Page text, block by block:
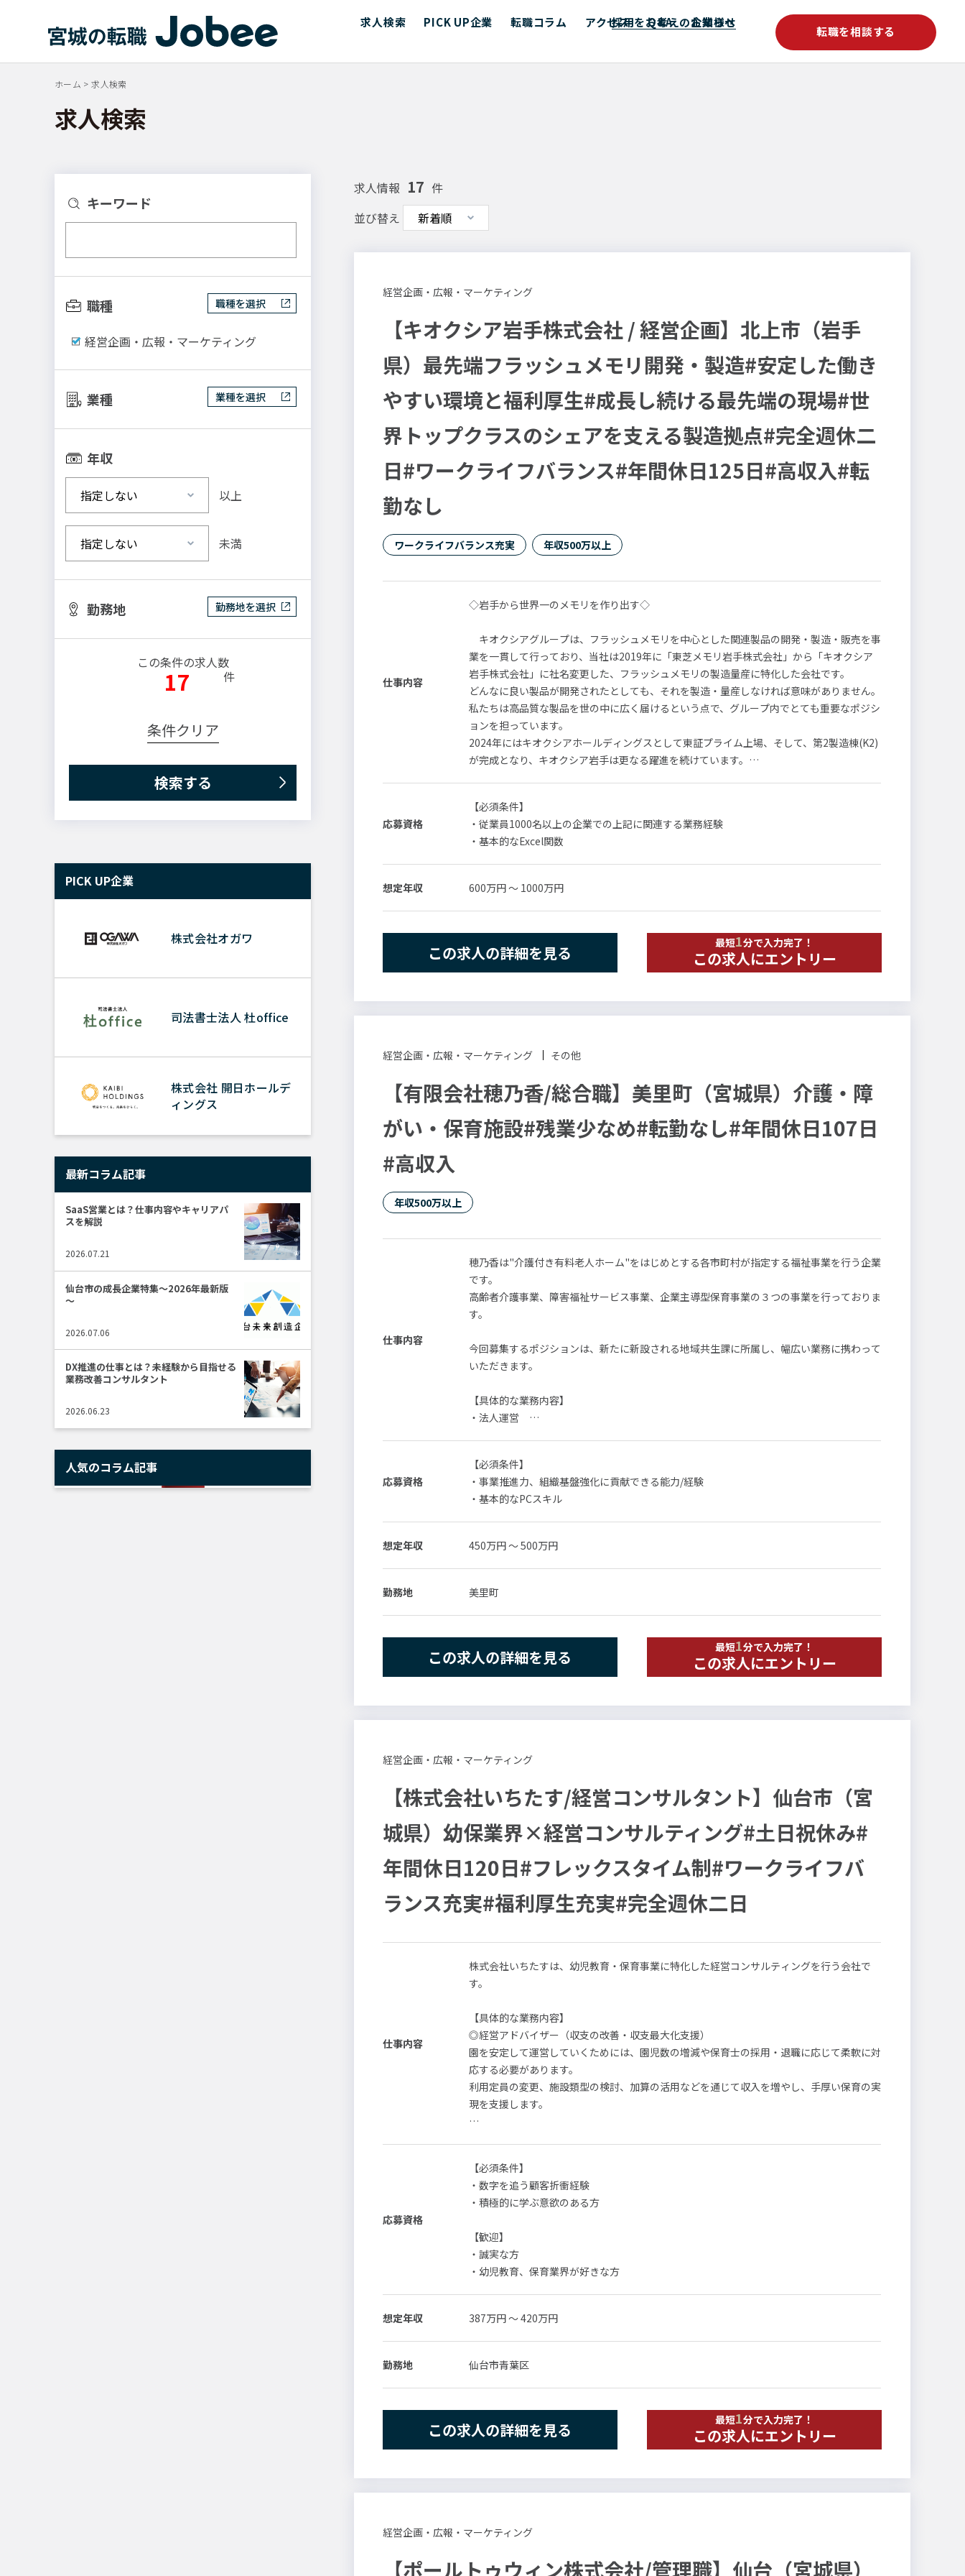
求人検索 PICK UP企業 転職コラム アクセス Q&A お知らせ
採用をお考えの企業様へ
転職を相談する
ホーム >求人検索
求人検索
キーワード
職種
経営企画・広報・マーケティング
職種を選択
業種 業種を選択
年収
以上
未満
勤務地 勤務地を選択
この条件の求人数
17 件
条件クリア
PICK UP企業
株式会社オガワ
司法書士法人 杜office
株式会社 開日ホールデ
ィングス
最新コラム記事
SaaS営業とは？仕事内容やキャリアパ
スを解説
2026.07.21
仙台市の成長企業特集～2026年最新版
～
2026.07.06
DX推進の仕事とは？未経験から目指せる
業務改善コンサルタント
2026.06.23
人気のコラム記事
求人情報 17 件
並び替え
経営企画・広報・マーケティング
【キオクシア岩手株式会社 / 経営企画】北上市（岩手
県）最先端フラッシュメモリ開発・製造#安定した働き
やすい環境と福利厚生#成長し続ける最先端の現場#世
界トップクラスのシェアを支える製造拠点#完全週休二
日#ワークライフバランス#年間休日125日#高収入#転
勤なし
ワークライフバランス充実 年収500万以上
仕事内容
◇岩手から世界一のメモリを作り出す◇
キオクシアグループは、フラッシュメモリを中心とした関連製品の開発・製造・販売を事
業を一貫して行っており、当社は2019年に「東芝メモリ岩手株式会社」から「キオクシア
岩手株式会社」に社名変更した、フラッシュメモリの製造量産に特化した会社です。
どんなに良い製品が開発されたとしても、それを製造・量産しなければ意味がありません。
私たちは高品質な製品を世の中に広く届けるという点で、グループ内でとても重要なポジシ
ョンを担っています。
2024年にはキオクシアホールディングスとして東証プライム上場、そして、第2製造棟(K2)
が完成となり、キオクシア岩手は更なる躍進を続けています。
会社成長や価値向上の企画を行う経営のかじ取りを担う「経営企画職」です。
適性に応じて下記いずれかの業務を担当していただきます。
【具体的な業務内容】
・リスクアセスメント活動を推進、分析
・事業影響分析（BIA）の実施
・目標復旧時間（RTO）の設定
・初動対応、事業継続対応（BCP）の整備、改善、運用ルールの整備
②コスト戦略（コスト最適化の推進）
・短期中長期のコスト削減目標設定、および目標達成を目指した改善活動の企画、推進
・SDGs活動（環境保全、地域貢献、ダイバーシティ推進、人財育成など）の企画、推進
・広報活動（HP、各種メディア）
【おすすめポイント】
・ワークライフバランスと安心の環境
・長く安心して働ける充実した福利厚生
変更の範囲：会社の定める業務
応募資格
【必須条件】
・従業員1000名以上の企業での上記に関連する業務経験
・基本的なExcel関数
想定年収 600万円 ～ 1000万円
この求人の詳細を見る 最短1分で入力完了！
この求人にエントリー
経営企画・広報・マーケティング その他
【有限会社穂乃香/総合職】美里町（宮城県）介護・障
がい・保育施設#残業少なめ#転勤なし#年間休日107日
#高収入
年収500万以上
仕事内容
穂乃香は"介護付き有料老人ホーム"をはじめとする各市町村が指定する福祉事業を行う企業
です。
高齢者介護事業、障害福祉サービス事業、企業主導型保育事業の３つの事業を行っておりま
す。
今回募集するポジションは、新たに新設される地域共生課に所属し、幅広い業務に携わって
いただきます。
【具体的な業務内容】
・法人運営
より一層強固な組織基盤を確立するため、事業の推進と事業基盤の保守にご尽力いただける
新たな人材を募集いたします。
変更の範囲：会社の定める業務
「質の高いサービス」へのこだわり
ご利用者様一人ひとりの「したい」を叶えるために、質の高いサービス提供を追求していま
ちの使命です。
応募資格
【必須条件】
・事業推進力、組織基盤強化に貢献できる能力/経験
・基本的なPCスキル
想定年収 450万円 ～ 500万円
勤務地 美里町
この求人の詳細を見る 最短1分で入力完了！
この求人にエントリー
経営企画・広報・マーケティング
【株式会社いちたす/経営コンサルタント】仙台市（宮
城県）幼保業界×経営コンサルティング#土日祝休み#
年間休日120日#フレックスタイム制#ワークライフバ
ランス充実#福利厚生充実#完全週休二日
仕事内容
株式会社いちたすは、幼児教育・保育事業に特化した経営コンサルティングを行う会社で
す。
【具体的な業務内容】
◎経営アドバイザー（収支の改善・収支最大化支援）
園を安定して運営していくためには、園児数の増減や保育士の採用・退職に応じて柔軟に対
応する必要があります。
利用定員の変更、施設類型の検討、加算の活用などを通じて収入を増やし、手厚い保育の実
現を支援します。
園児数は園の収入に直結しますが、日本全体で子どもの数は年々減少しており、園児の獲得
競争が激化しています。
そのため、競合園と差別化を図りながら、園児募集を効果的に行う方法をサポートします。
◎育成方針のスキーム作成（保育士マネジメント支援）
現場で働く保育士の先生方をどのようにマネジメントするかについて、職員研修や弊社サー
ビス「コンパスブック」を活用し、理想の状態を目指すサポートを行います。
◎国からの資金支援に対するサポート
②制度の解説（補助金・給付金・委託費支援）
幼児教育保育業界には、様々な補助金や助成金、給付費・委託費の加算項目があります。
変更の範囲：会社の定める業務
応募資格
【必須条件】
・数字を追う顧客折衝経験
・積極的に学ぶ意欲のある方
【歓迎】
・誠実な方
・幼児教育、保育業界が好きな方
想定年収 387万円 ～ 420万円
勤務地 仙台市青葉区
この求人の詳細を見る 最短1分で入力完了！
この求人にエントリー
経営企画・広報・マーケティング
【ポールトゥウィン株式会社/管理職】仙台（宮城県）
営業
人事・総務・労務・法務 専門職（士業等）
ITエンジニア・SE・Web関連職 技術職（建築・土木・電気・その他）
デザイン・コーディネーター
その他
以上 未満
建設
士業 情報通信
コンサル
保険
製造
その他
登米市/栗原市/大崎市/富谷市/大和町/大郷町/大衡村/色麻町/加美町/涌谷町/美里町
検索する